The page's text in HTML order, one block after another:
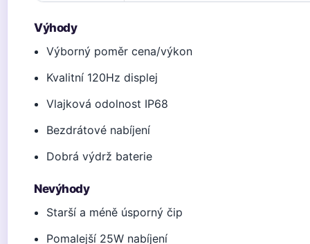
Výhody
Výborný poměr cena/výkon
Kvalitní 120Hz displej
Vlajková odolnost IP68
Bezdrátové nabíjení
Dobrá výdrž baterie
Nevýhody
Starší a méně úsporný čip
Pomalejší 25W nabíjení